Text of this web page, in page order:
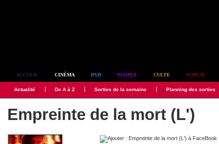
ACCUEIL CINÉMA DVD PEOPLE CULTE FORUM
Actualité De A à Z Sorties de la semaine Planning des sorties
Empreinte de la mort (L')